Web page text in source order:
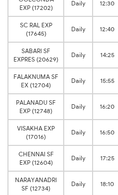
EXP (17202)
Daily 12:30
SC RAL EXP
(17645)
Daily 12:40
SABARI SF
EXPRES (20629)
Daily 14:25
FALAKNUMA SF
EX (12704)
Daily 15:55
PALANADU SF
EXP (12748)
Daily 16:20
VISAKHA EXP
(17016)
Daily 16:50
CHENNAI SF
EXP (12604)
Daily 17:25
NARAYANADRI
SF (12734)
Daily 18:10